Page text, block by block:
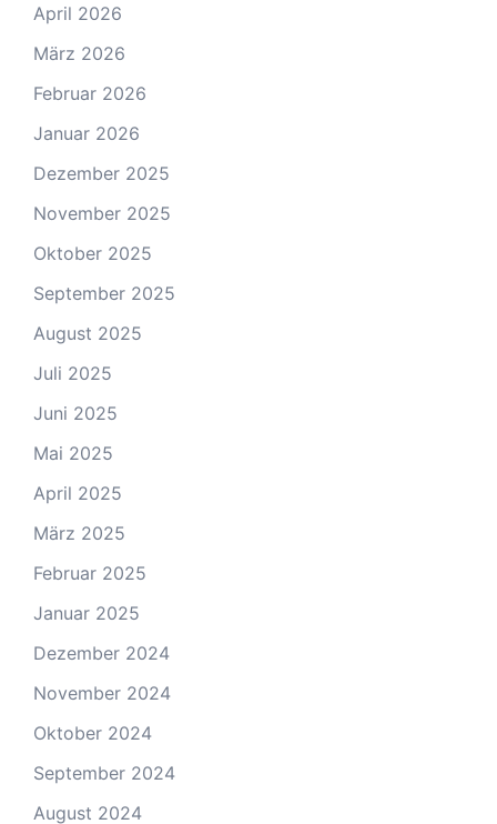
April 2026
März 2026
Februar 2026
Januar 2026
Dezember 2025
November 2025
Oktober 2025
September 2025
August 2025
Juli 2025
Juni 2025
Mai 2025
April 2025
März 2025
Februar 2025
Januar 2025
Dezember 2024
November 2024
Oktober 2024
September 2024
August 2024